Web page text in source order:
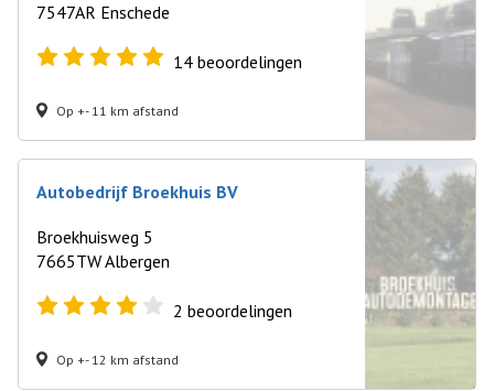
7547AR Enschede
14 beoordelingen
Op +- 11 km afstand
Autobedrijf Broekhuis BV
Broekhuisweg 5
7665TW Albergen
2 beoordelingen
Op +- 12 km afstand